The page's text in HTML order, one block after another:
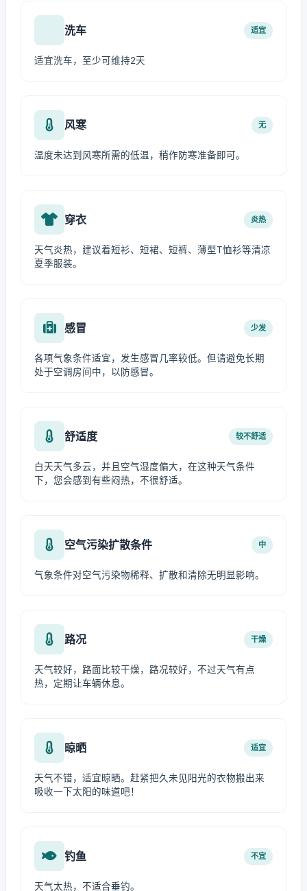
洗车 适宜
适宜洗车，至少可维持2天
风寒 无
温度未达到风寒所需的低温，稍作防寒准备即可。
穿衣 炎热
天气炎热，建议着短衫、短裙、短裤、薄型T恤衫等清凉
夏季服装。
感冒 少发
各项气象条件适宜，发生感冒几率较低。但请避免长期
处于空调房间中，以防感冒。
舒适度 较不舒适
白天天气多云，并且空气湿度偏大，在这种天气条件
下，您会感到有些闷热，不很舒适。
空气污染扩散条件 中
气象条件对空气污染物稀释、扩散和清除无明显影响。
路况 干燥
天气较好，路面比较干燥，路况较好，不过天气有点
热，定期让车辆休息。
晾晒 适宜
天气不错，适宜晾晒。赶紧把久未见阳光的衣物搬出来
吸收一下太阳的味道吧！
钓鱼 不宜
天气太热，不适合垂钓。